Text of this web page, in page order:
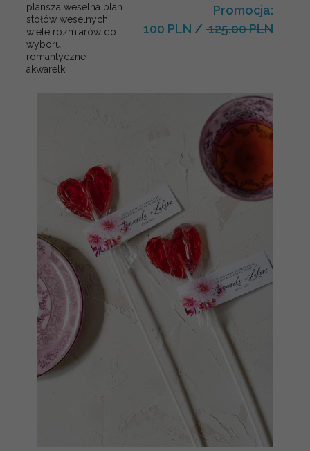
plansza weselna plan
stołów weselnych,
wiele rozmiarów do
wyboru
romantyczne
akwarelki
Promocja:
100 PLN / 125.00 PLN